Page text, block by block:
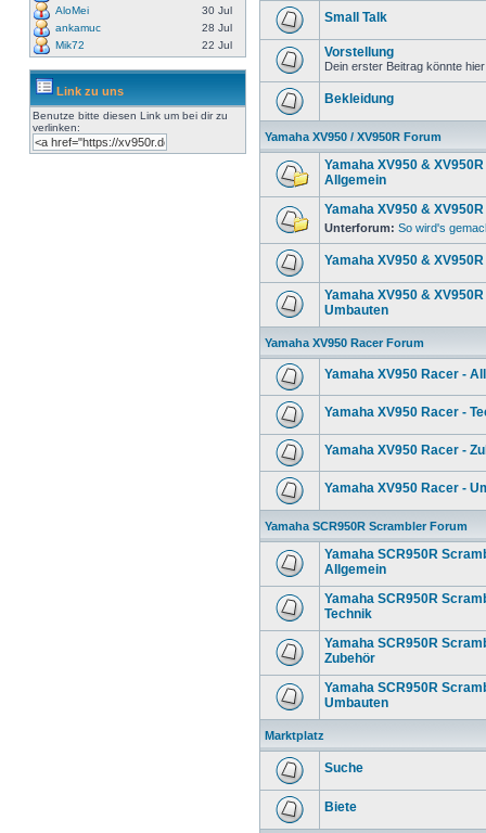
AloMei
30 Jul
ankamuc
28 Jul
Mik72
22 Jul
Link zu uns
Benutze bitte diesen Link um bei dir zu
verlinken:
Small Talk
Vorstellung
Dein erster Beitrag könnte
Bekleidung
Yamaha XV950 / XV950R Forum
Yamaha XV950 & XV950R
Allgemein
Yamaha XV950 &
Unterforum: So wird's
Yamaha XV950 &
Yamaha XV950 & XV950R
Umbauten
Yamaha XV950 Racer Forum
Yamaha XV950 Racer -
Yamaha XV950 Racer -
Yamaha XV950 Racer -
Yamaha XV950 Racer -
Yamaha SCR950R Scrambler Forum
Yamaha SCR950R
Allgemein
Yamaha SCR950R
Technik
Yamaha SCR950R
Zubehör
Yamaha SCR950R
Umbauten
Marktplatz
Suche
Biete